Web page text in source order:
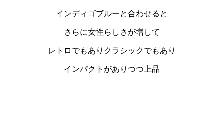
インディゴブルーと合わせると
さらに女性らしさが増して
レトロでもありクラシックでもあり
インパクトがありつつ上品